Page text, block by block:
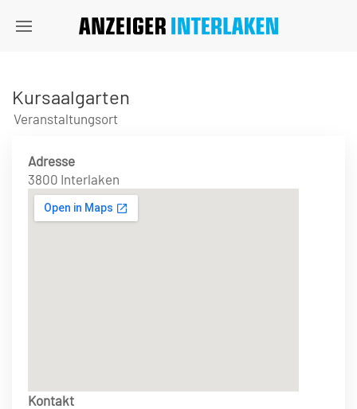
Kursaalgarten
Veranstaltungsort
Adresse
3800 Interlaken
Kontakt